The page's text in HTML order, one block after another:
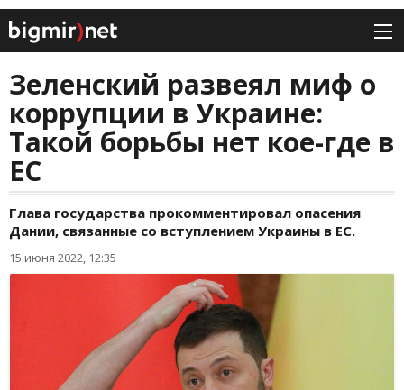
Зеленский развеял миф о
коррупции в Украине:
Такой борьбы нет кое-где в
ЕС
Глава государства прокомментировал опасения
Дании, связанные со вступлением Украины в ЕС.
15 июня 2022, 12:35